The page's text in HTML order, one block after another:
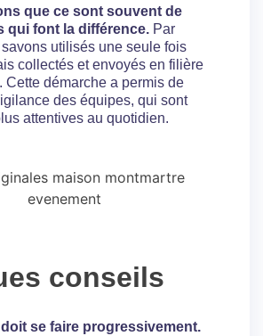
que ce sont souvent de
qui font la différence. Par
utilisés une seule fois
collectés et envoyés en filière
Cette démarche a permis de
des équipes, qui sont
attentives au quotidien.
conseils
se faire progressivement.